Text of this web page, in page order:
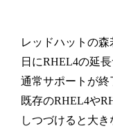
レッドハットの森
日にRHEL4の延
通常サポートが終
既存のRHEL4や
しつづけると大